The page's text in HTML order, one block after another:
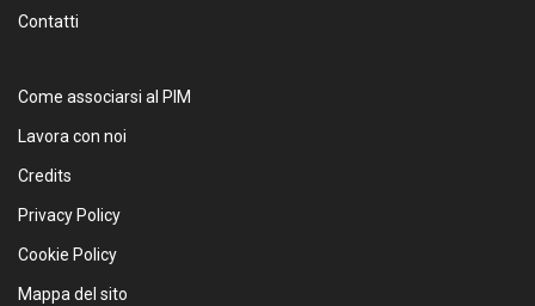
Contatti
Come associarsi al PIM
Lavora con noi
Credits
Privacy Policy
Cookie Policy
Mappa del sito